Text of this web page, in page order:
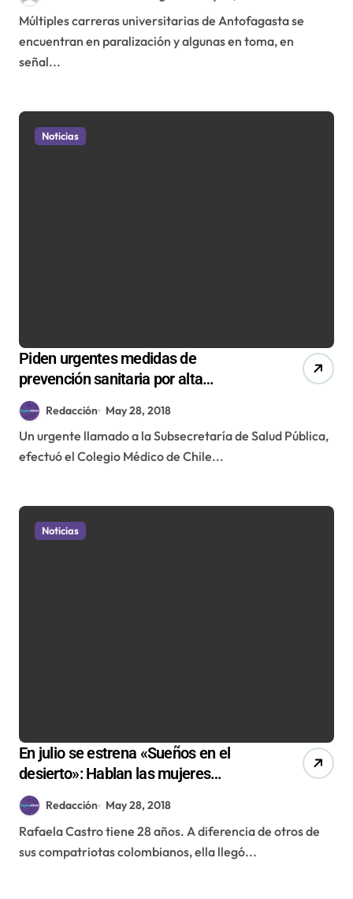
Múltiples carreras universitarias de Antofagasta se
encuentran en paralización y algunas en toma, en
señal...
Noticias
Piden urgentes medidas de
prevención sanitaria por alta
contaminación en Antofagasta
Redacción May 28, 2018
Un urgente llamado a la Subsecretaría de Salud Pública,
efectuó el Colegio Médico de Chile...
Noticias
En julio se estrena «Sueños en el
desierto»: Hablan las mujeres
protagonistas
Redacción May 28, 2018
Rafaela Castro tiene 28 años. A diferencia de otros de
sus compatriotas colombianos, ella llegó...